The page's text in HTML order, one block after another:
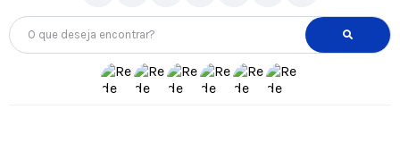
O que deseja encontrar?